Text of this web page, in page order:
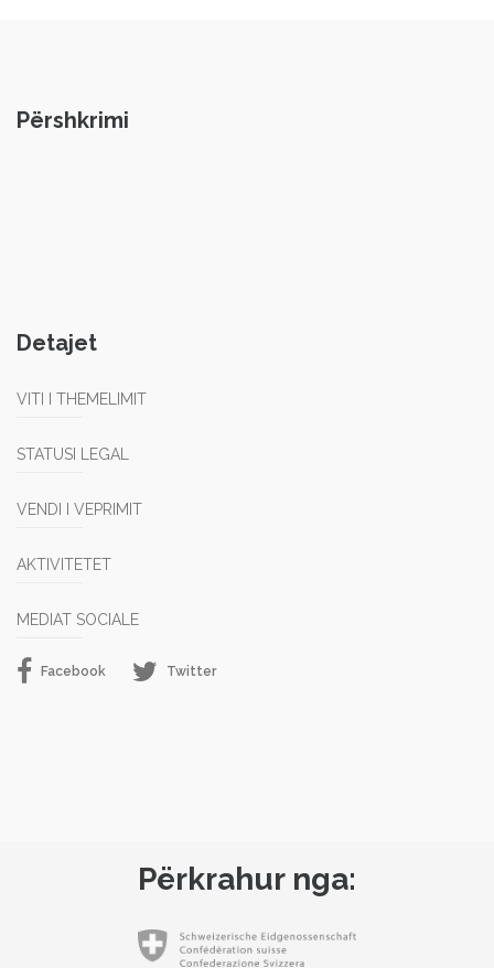
Përshkrimi
Detajet
VITI I THEMELIMIT
STATUSI LEGAL
VENDI I VEPRIMIT
AKTIVITETET
MEDIAT SOCIALE
Facebook Twitter
Përkrahur nga: